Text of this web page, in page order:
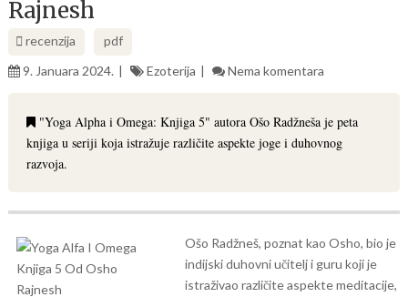
Rajnesh
recenzija
pdf
9. Januara 2024.
Ezoterija Nema komentara
"Yoga Alpha i Omega: Knjiga 5" autora Ošo Radžneša je peta
knjiga u seriji koja istražuje različite aspekte joge i duhovnog
razvoja.
Ošo Radžneš, poznat kao Osho, bio je
indijski duhovni učitelj i guru koji je
istraživao različite aspekte meditacije,